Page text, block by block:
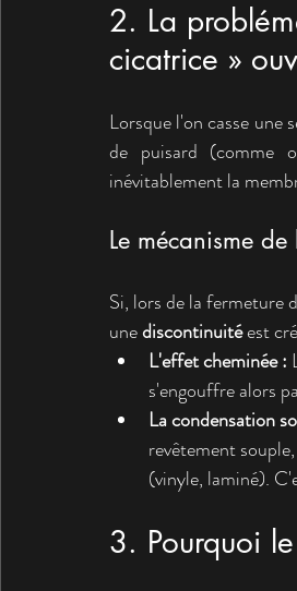
2. La
cicatrice »
Lorsque l'on casse une
de puisard (comme
inévitablement la
Le mécanisme
Si, lors de la fermeture
une discontinuité est
L'effet cheminée :
s'engouffre alors
La condensation
revêtement
(vinyle, laminé).
3. Pourquoi